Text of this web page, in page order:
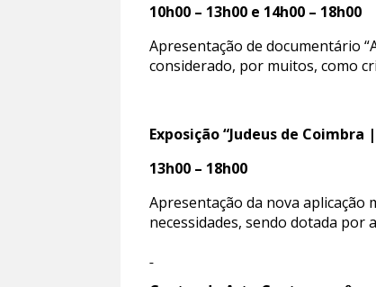
10h00 – 13h00 e 14h00 – 18h00
Apresentação de documentário
considerado, por muitos, como
Exposição “Judeus de
13h00 – 18h00
Apresentação da nova
necessidades, sendo dotada por